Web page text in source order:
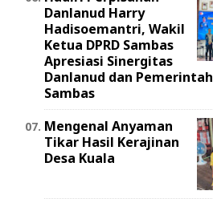
Danlanud Harry
Hadisoemantri, Wakil
Ketua DPRD Sambas
Apresiasi Sinergitas
Danlanud dan Pemerintah
Sambas
Mengenal Anyaman
Tikar Hasil Kerajinan
Desa Kuala